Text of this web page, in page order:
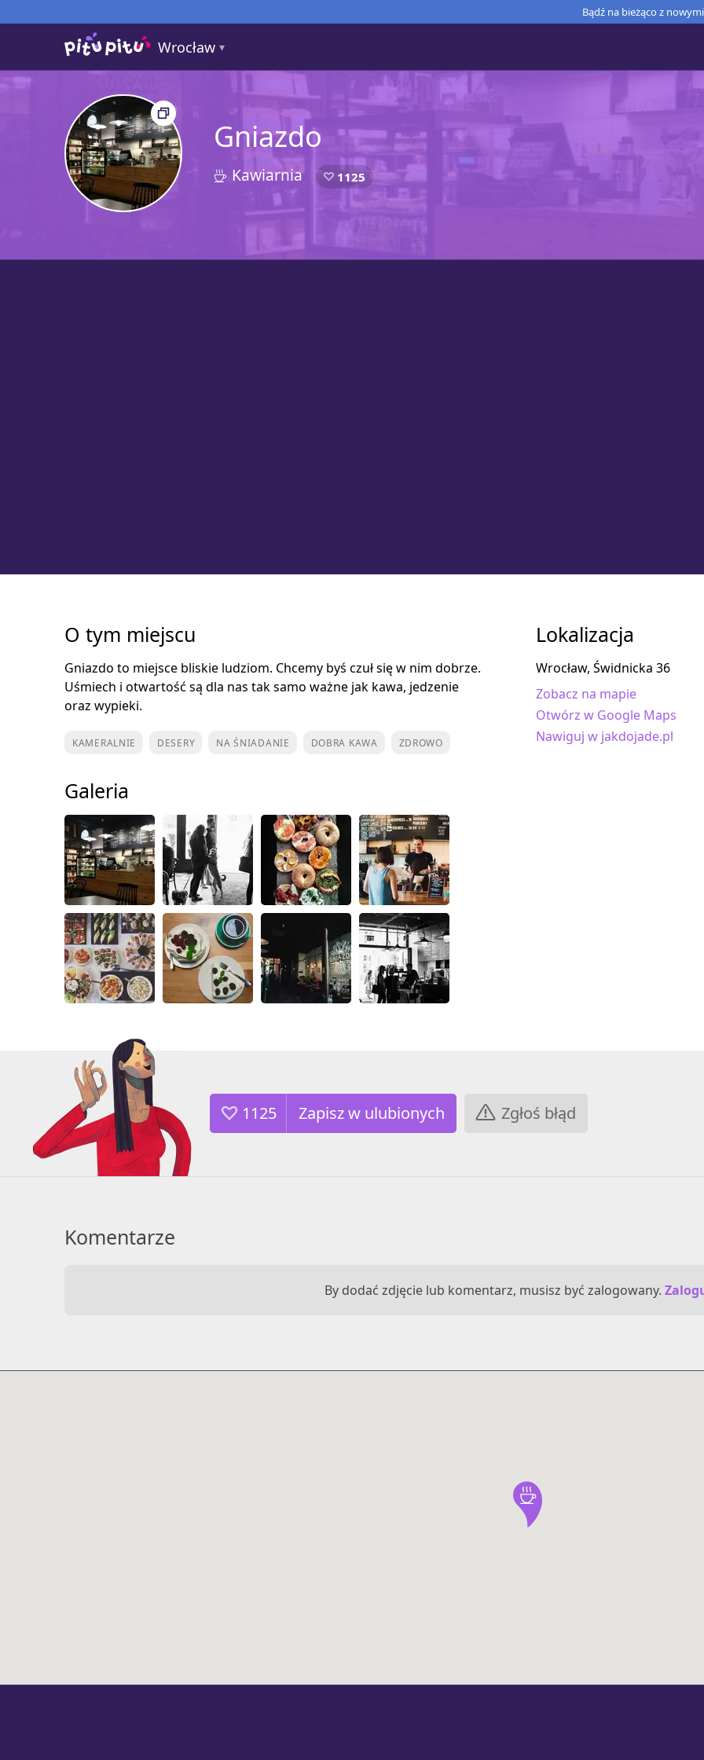
Bądź na bieżąco z
Wrocław
Gniazdo
4 Kawiarnia 1125
O tym miejscu
Gniazdo to miejsce bliskie ludziom. Chcemy byś czuł się w nim dobrze.
Uśmiech i otwartość są dla nas tak samo ważne jak kawa, jedzenie
oraz wypieki.
KAMERALNIE DESERY NA ŚNIADANIE DOBRA KAWA ZDROWO
Galeria
Lokalizacja
Wrocław, Świdnicka 36
Zobacz na mapie
Otwórz w Google Maps
Nawiguj w jakdojade.pl
1125 Zgłoś błąd
Komentarze
By dodać zdjęcie lub komentarz, musisz być zalogowany.